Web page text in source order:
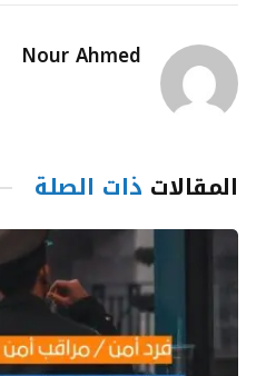
Nour Ahmed
المقالات ذات الصلة